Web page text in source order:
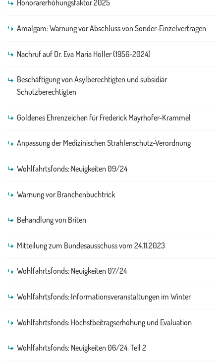
Honorarerhöhungsfaktor 2025
Amalgam: Warnung vor Abschluss von Sonder-Einzelverträgen
Nachruf auf Dr. Eva Maria Höller (1956-2024)
Beschäftigung von Asylberechtigten und subsidiär
Schutzberechtigten
Goldenes Ehrenzeichen für Frederick Mayrhofer-Krammel
Anpassung der Medizinischen Strahlenschutz-Verordnung
Wohlfahrtsfonds: Neuigkeiten 09/24
Warnung vor Branchenbuchtrick
Behandlung von Briten
Mitteilung zum Bundesausschuss vom 24.11.2023
Wohlfahrtsfonds: Neuigkeiten 07/24
Wohlfahrtsfonds: Informationsveranstaltungen im Winter
Wohlfahrtsfonds: Höchstbeitragserhöhung und Evaluation
Wohlfahrtsfonds: Neuigkeiten 06/24, Teil 2